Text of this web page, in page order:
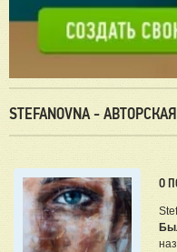
STEFANOVNA -
О